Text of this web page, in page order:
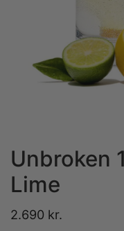
Unbroken
Lime
2.690 kr.